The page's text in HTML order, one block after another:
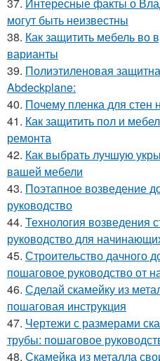
могут быть неизвестны
38. Как защитить мебель во
варианты
39. Полиэтиленовая
Abdeckplane:
40. Почему пленка для стен
41. Как защитить пол и
ремонта
42. Как выбрать лучшую
вашей мебели
43. Поэтапное возведение
руководство
44. Технология возведения
руководство для
45. Строительство дачного
пошаговое руководство от
46. Сделай скамейку из
пошаговая инструкция
47. Чертежи с размерами
трубы: пошаговое
48. Скамейка из металла